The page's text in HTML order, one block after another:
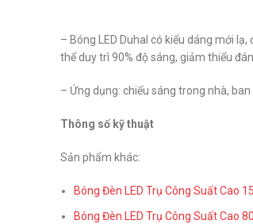
– Bóng LED Duhal có kiểu dáng mới
thể duy trì 90% độ sáng, giảm thiểu
– Ứng dụng: chiếu sáng trong nhà, ban
Thông số kỹ thuật
Sản phẩm khác:
Bóng Đèn LED Trụ Công Suất Cao
Bóng Đèn LED Trụ Công Suất Cao